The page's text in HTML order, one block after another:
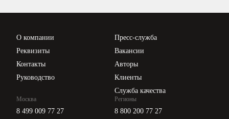
О компании
Реквизиты
Контакты
Руководство
Пресс-служба
Вакансии
Авторы
Клиенты
Служба качества
Москва
8 499 009 77 27
Регионы
8 800 200 77 27